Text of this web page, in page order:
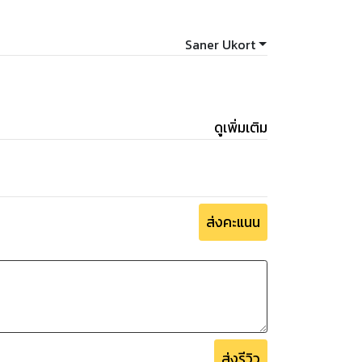
Vertical and Horizontal Analysis
ให้ส่งหลักฐานการชำระเงินไปที่เพจ
admindatastorm แล้วส่งหลักฐานการ
ช้ฝึกฝนค่ะ
Saner Ukort
ดูเพิ่มเติม
ส่งคะแนน